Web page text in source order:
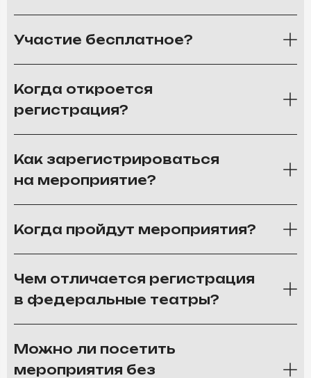
Участие бесплатное?
Когда откроется
регистрация?
Как зарегистрироваться
на мероприятие?
Когда пройдут мероприятия?
Чем отличается регистрация
в федеральные театры?
Можно ли посетить
мероприятия без